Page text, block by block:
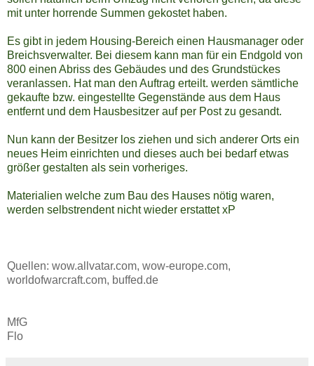
mit unter horrende Summen gekostet haben.
Es gibt in jedem Housing-Bereich einen Hausmanager oder
Breichsverwalter. Bei diesem kann man für ein Endgold von
800 einen Abriss des Gebäudes und des Grundstückes
veranlassen. Hat man den Auftrag erteilt. werden sämtliche
gekaufte bzw. eingestellte Gegenstände aus dem Haus
entfernt und dem Hausbesitzer auf per Post zu gesandt.
Nun kann der Besitzer los ziehen und sich anderer Orts ein
neues Heim einrichten und dieses auch bei bedarf etwas
größer gestalten als sein vorheriges.
Materialien welche zum Bau des Hauses nötig waren,
werden selbstrendent nicht wieder erstattet xP
Quellen: wow.allvatar.com, wow-europe.com,
worldofwarcraft.com, buffed.de
MfG
Flo